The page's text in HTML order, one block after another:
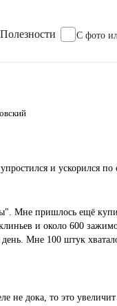
Полезности С фото
и ускорился
Мне пришлось ещё
и около 600
Мне 100 штук
не дока, то это